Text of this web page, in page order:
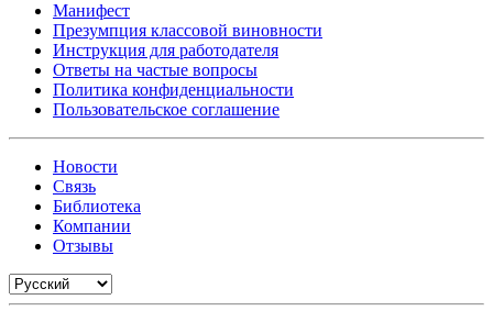
Манифест
Презумпция классовой виновности
Инструкция для работодателя
Ответы на частые вопросы
Политика конфиденциальности
Пользовательское соглашение
Новости
Связь
Библиотека
Компании
Отзывы